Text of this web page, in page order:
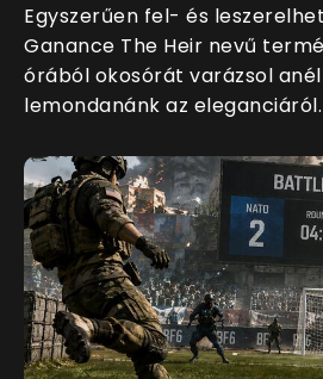
Egyszerűen fel- és
Ganance The Heir nevű
órából okosórát varázsol
lemondanánk az eleganciáról.